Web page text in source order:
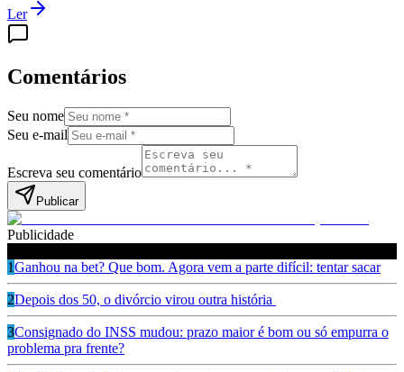
Ler
Comentários
Seu nome
Seu e-mail
Escreva seu comentário
Publicar
Publicidade
1Ganhou na bet? Que bom. Agora vem a parte difícil: tentar sacar
2Depois dos 50, o divórcio virou outra história
3Consignado do INSS mudou: prazo maior é bom ou só empurra o
problema pra frente?